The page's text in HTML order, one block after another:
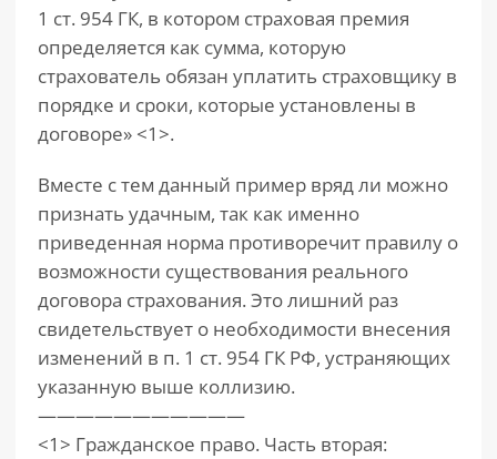
1 ст. 954 ГК, в котором страховая премия
определяется как сумма, которую
страхователь обязан уплатить страховщику в
порядке и сроки, которые установлены в
договоре» <1>.
Вместе с тем данный пример вряд ли можно
признать удачным, так как именно
приведенная норма противоречит правилу о
возможности существования реального
договора страхования. Это лишний раз
свидетельствует о необходимости внесения
изменений в п. 1 ст. 954 ГК РФ, устраняющих
указанную выше коллизию.
———————————
<1> Гражданское право. Часть вторая: